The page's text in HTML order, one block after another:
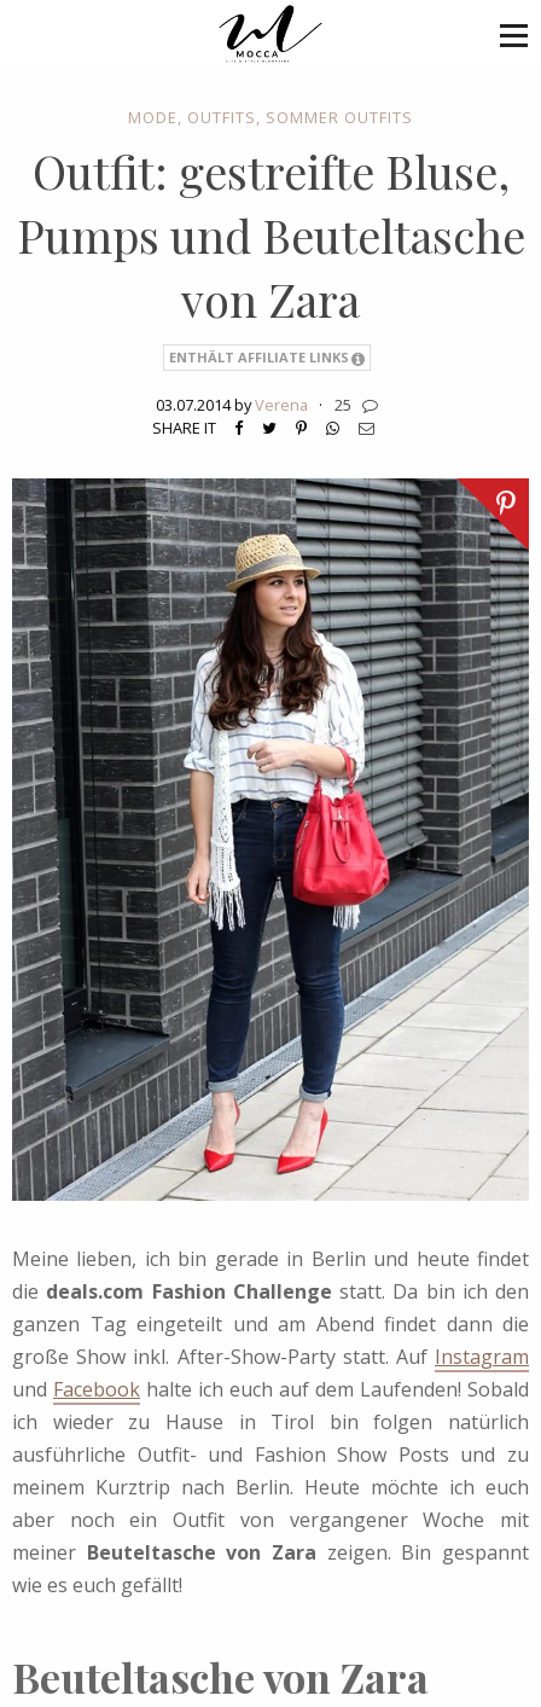
MODE, OUTFITS, SOMMER OUTFITS
Outfit: gestreifte Bluse,
Pumps und Beuteltasche
von Zara
ENTHÄLT AFFILIATE LINKS
03.07.2014 byVerena ·
25
SHARE IT
Meine lieben, ich bin gerade in Berlin und heute findet
die deals.com Fashion Challenge statt. Da bin ich den
ganzen Tag eingeteilt und am Abend findet dann die
große Show inkl. After-Show-Party statt. Auf Instagram
und Facebook halte ich euch auf dem Laufenden! Sobald
ich wieder zu Hause in Tirol bin folgen natürlich
ausführliche Outfit- und Fashion Show Posts und zu
meinem Kurztrip nach Berlin. Heute möchte ich euch
aber noch ein Outfit von vergangener Woche mit
meiner Beuteltasche von Zara zeigen. Bin gespannt
wie es euch gefällt!
Beuteltasche von Zara